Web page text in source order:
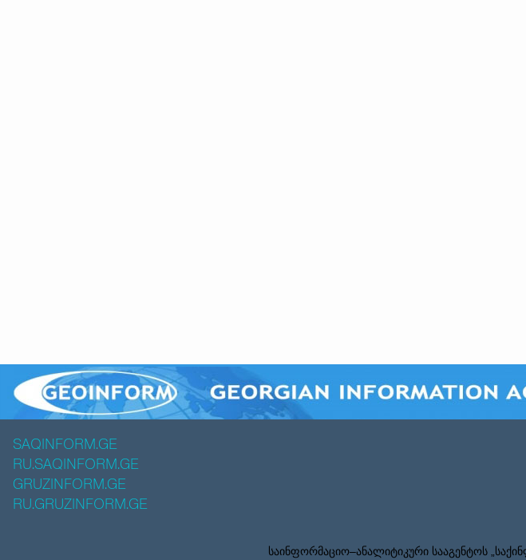
SAQINFORM.GE
RU.SAQINFORM.GE
GRUZINFORM.GE
RU.GRUZINFORM.GE
საინფორმაციო–ანალიტიკური სააგენტოს